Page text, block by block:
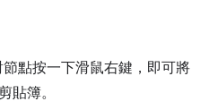
點按一下滑鼠右鍵，即可將
貼簿。